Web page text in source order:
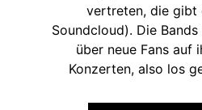
vertreten, die gibt
Soundcloud). Die
über neue Fans auf
Konzerten, also los